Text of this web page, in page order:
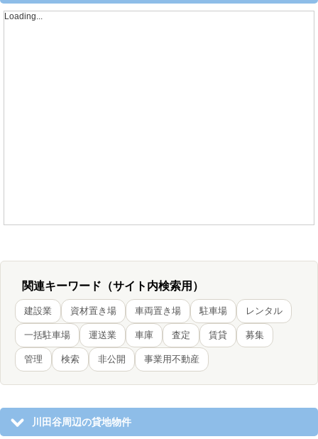
Loading...
関連キーワード（サイト内検索用）
建設業 資材置き場 車両置き場 駐車場 レンタル
一括駐車場 運送業 車庫 査定 賃貸 募集
管理 検索 非公開 事業用不動産
川田谷周辺の貸地物件